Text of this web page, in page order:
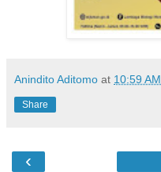
Anindito Aditomo at 10:59 AM
Share
‹